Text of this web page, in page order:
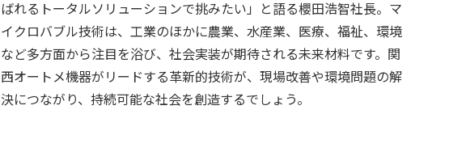
ばれるトータルソリューションで挑みたい」と語る櫻田浩智社長。マ
イクロバブル技術は、工業のほかに農業、水産業、医療、福祉、環境
など多方面から注目を浴び、社会実装が期待される未来材料です。関
西オートメ機器がリードする革新的技術が、現場改善や環境問題の解
決につながり、持続可能な社会を創造するでしょう。